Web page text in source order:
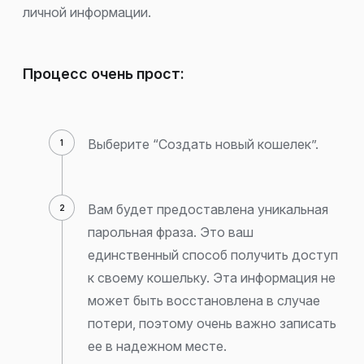
личной информации.
Процесс очень прост:
Выберите “Создать новый кошелек”.
Вам будет предоставлена уникальная
парольная фраза. Это ваш
единственный способ получить доступ
к своему кошельку. Эта информация не
может быть восстановлена в случае
потери, поэтому очень важно записать
ее в надежном месте.